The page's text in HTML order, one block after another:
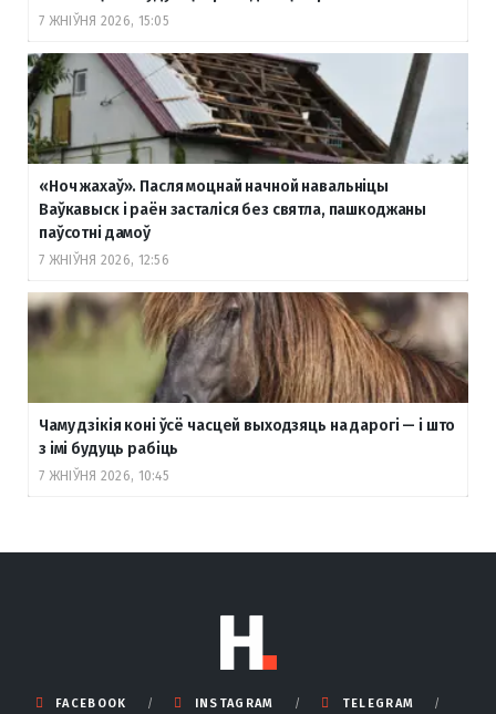
7 ЖНІЎНЯ 2026, 15:05
«Ноч жахаў». Пасля моцнай начной навальніцы
Ваўкавыск і раён засталіся без святла, пашкоджаны
паўсотні дамоў
7 ЖНІЎНЯ 2026, 12:56
Чаму дзікія коні ўсё часцей выходзяць на дарогі — і што
з імі будуць рабіць
7 ЖНІЎНЯ 2026, 10:45
FACEBOOK INSTAGRAM TELEGRAM